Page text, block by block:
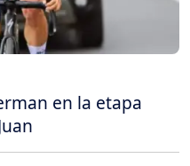
en la etapa